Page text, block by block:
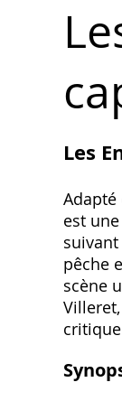
Les
Adapté
est
pêche
scène